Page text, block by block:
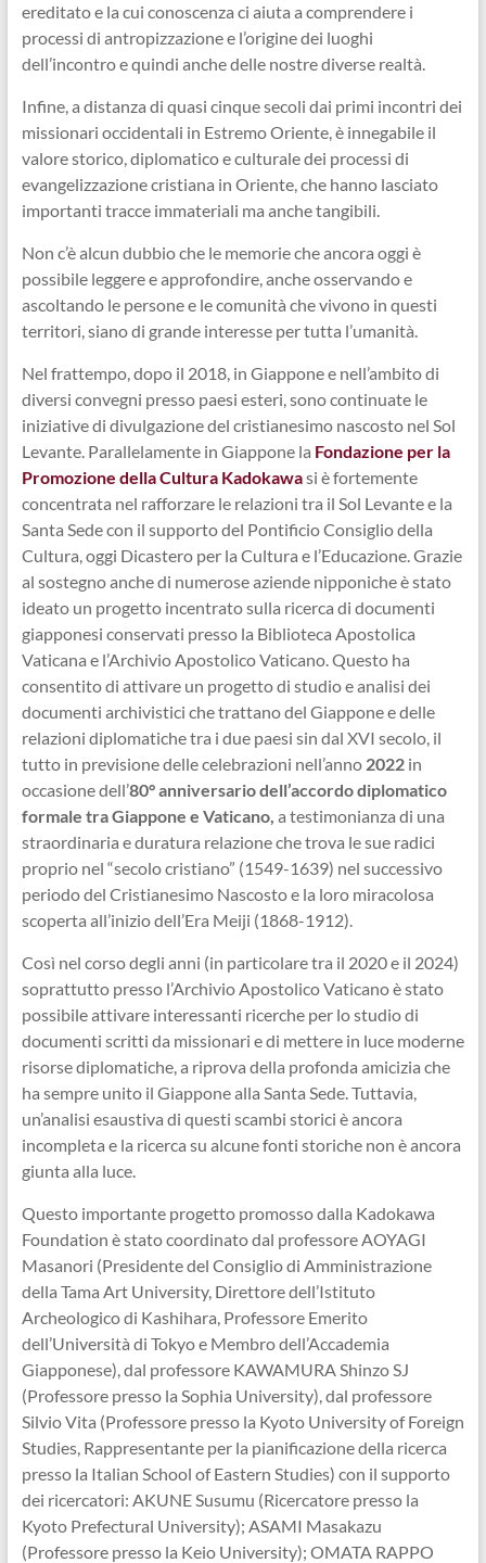
ereditato e la cui conoscenza ci aiuta a comprendere i
processi di antropizzazione e l’origine dei luoghi
dell’incontro e quindi anche delle nostre diverse realtà.
Infine, a distanza di quasi cinque secoli dai primi incontri dei
missionari occidentali in Estremo Oriente, è innegabile il
valore storico, diplomatico e culturale dei processi di
evangelizzazione cristiana in Oriente, che hanno lasciato
importanti tracce immateriali ma anche tangibili.
Non c’è alcun dubbio che le memorie che ancora oggi è
possibile leggere e approfondire, anche osservando e
ascoltando le persone e le comunità che vivono in questi
territori, siano di grande interesse per tutta l’umanità.
Nel frattempo, dopo il 2018, in Giappone e nell’ambito di
diversi convegni presso paesi esteri, sono continuate le
iniziative di divulgazione del cristianesimo nascosto nel Sol
Levante. Parallelamente in Giappone la Fondazione per la
Promozione della Cultura Kadokawasi è fortemente
concentrata nel rafforzare le relazioni tra il Sol Levante e la
Santa Sede con il supporto del Pontificio Consiglio della
Cultura, oggi Dicastero per la Cultura e l’Educazione. Grazie
al sostegno anche di numerose aziende nipponiche è stato
ideato un progetto incentrato sulla ricerca di documenti
giapponesi conservati presso la Biblioteca Apostolica
Vaticana e l’Archivio Apostolico Vaticano. Questo ha
consentito di attivare un progetto di studio e analisi dei
documenti archivistici che trattano del Giappone e delle
relazioni diplomatiche tra i due paesi sin dal XVI secolo, il
tutto in previsione delle celebrazioni nell’anno 2022in
occasione dell’80° anniversario dell’accordo diplomatico
formale tra Giappone e Vaticano, a testimonianza di una
straordinaria e duratura relazione che trova le sue radici
proprio nel “secolo cristiano” (1549-1639) nel successivo
periodo del Cristianesimo Nascosto e la loro miracolosa
scoperta all’inizio dell’Era Meiji (1868-1912).
Così nel corso degli anni (in particolare tra il 2020 e il 2024)
soprattutto presso l’Archivio Apostolico Vaticano è stato
possibile attivare interessanti ricerche per lo studio di
documenti scritti da missionari e di mettere in luce moderne
risorse diplomatiche, a riprova della profonda amicizia che
ha sempre unito il Giappone alla Santa Sede. Tuttavia,
un’analisi esaustiva di questi scambi storici è ancora
incompleta e la ricerca su alcune fonti storiche non è ancora
giunta alla luce.
Questo importante progetto promosso dalla Kadokawa
Foundation è stato coordinato dal professore AOYAGI
Masanori (Presidente del Consiglio di Amministrazione
della Tama Art University, Direttore dell’Istituto
Archeologico di Kashihara, Professore Emerito
dell’Università di Tokyo e Membro dell’Accademia
Giapponese), dal professore KAWAMURA Shinzo SJ
(Professore presso la Sophia University), dal professore
Silvio Vita (Professore presso la Kyoto University of Foreign
Studies, Rappresentante per la pianificazione della ricerca
presso la Italian School of Eastern Studies) con il supporto
dei ricercatori: AKUNE Susumu (Ricercatore presso la
Kyoto Prefectural University); ASAMI Masakazu
(Professore presso la Keio University); OMATA RAPPO